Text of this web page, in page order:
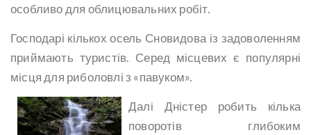
особливо для облицювальних робіт.
Господарі кількох осель Сновидова із задоволенням
приймають туристів. Серед місцевих є популярні
місця для риболовлі з «павуком».
Далі Дністер робить кілька
поворотів глибоким